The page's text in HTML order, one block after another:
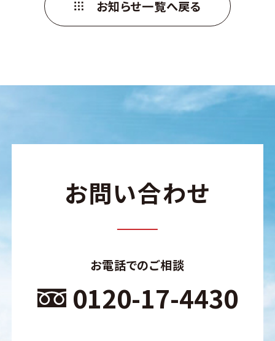
お知らせ一覧へ戻る
お問い合わせ
お電話でのご相談
0120-17-4430